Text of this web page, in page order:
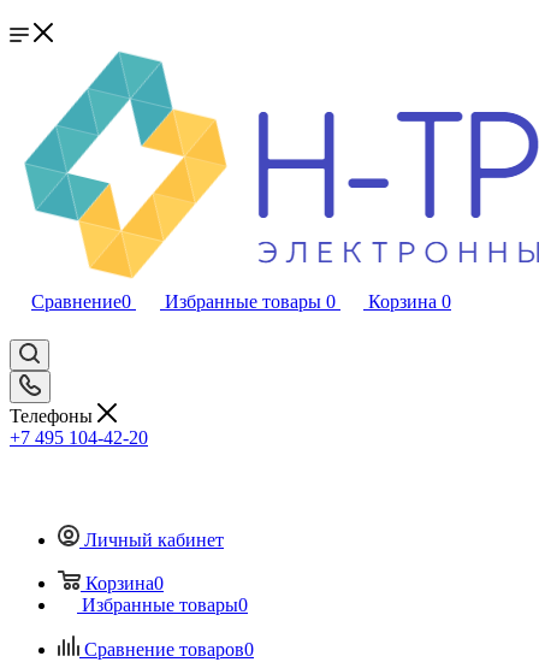
Сравнение0 Избранные товары 0 Корзина 0
Телефоны
+7 495 104-42-20
Личный кабинет
Корзина0
Избранные товары0
Сравнение товаров0